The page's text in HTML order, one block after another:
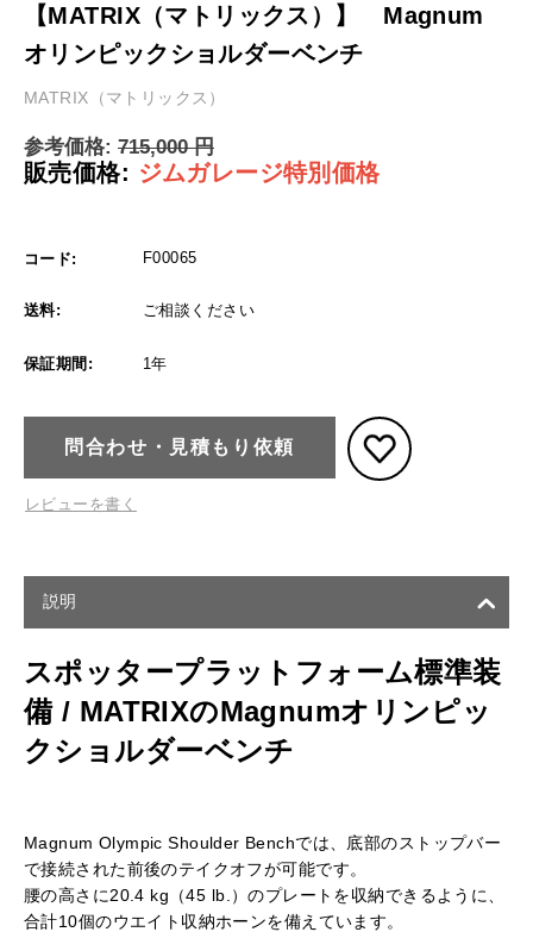
【MATRIX（マトリックス）】 Magnum
オリンピックショルダーベンチ
MATRIX（マトリックス）
参考価格: 715,000 円
販売価格: ジムガレージ特別価格
コード: F00065
送料: ご相談ください
保証期間: 1年
問合わせ・見積もり依頼
レビューを書く
説明
スポッタープラットフォーム標準装
備 / MATRIXのMagnumオリンピッ
クショルダーベンチ
Magnum Olympic Shoulder Benchでは、底部のストップバー
で接続された前後のテイクオフが可能です。
腰の高さに20.4 kg（45 lb.）のプレートを収納できるように、
合計10個のウエイト収納ホーンを備えています。